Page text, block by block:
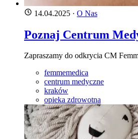
14.04.2025 · O Nas
Poznaj Centrum
Zapraszamy do odkrycia CM
femmemedica
centrum medyczne
kraków
opieka zdrowotna